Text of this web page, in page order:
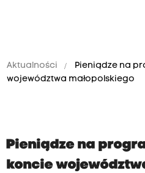
Aktualności
Pieniądze na
województwa małopolskiego
Pieniądze na
koncie